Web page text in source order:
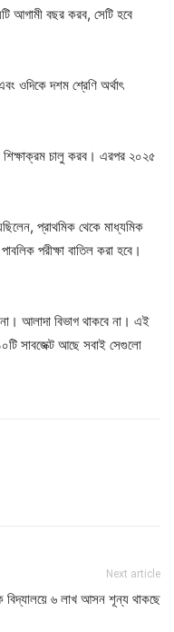
আগামী বছর করব, সেটি হবে
ওদিকে দশম শ্রেণি অর্থাৎ
শিক্ষাক্রম চালু করব। এরপর ২০২৫
প্রাথমিক থেকে মাধ্যমিক
পরীক্ষা বাতিল করা হবে।
আলাদা বিভাগ থাকবে না। এই
সাবজেক্ট আছে সবাই সেগুলো
Next article
বিদ্যালয়ে ৬ লাখ আসন শূন্য থাকছে